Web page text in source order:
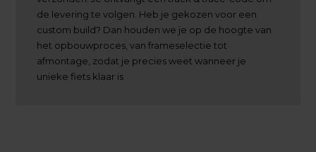
de levering te volgen. Heb je gekozen voor een
custom build? Dan houden we je op de hoogte van
het opbouwproces, van frameselectie tot
afmontage, zodat je precies weet wanneer je
unieke fiets klaar is